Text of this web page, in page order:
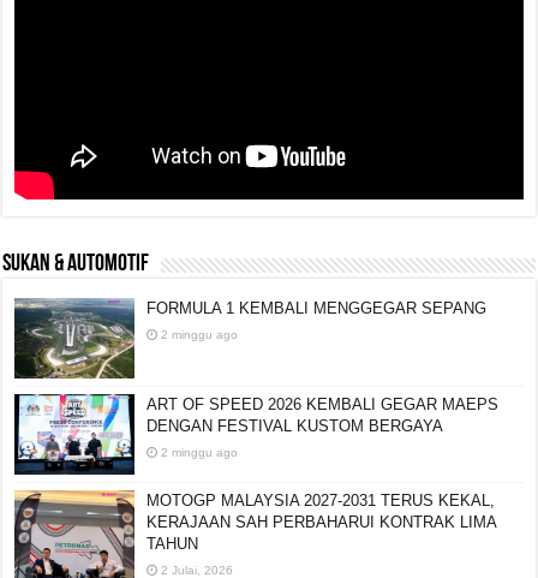
SUKAN & AUTOMOTIF
FORMULA 1 KEMBALI MENGGEGAR SEPANG
2 minggu ago
ART OF SPEED 2026 KEMBALI GEGAR MAEPS
DENGAN FESTIVAL KUSTOM BERGAYA
2 minggu ago
MOTOGP MALAYSIA 2027-2031 TERUS KEKAL,
KERAJAAN SAH PERBAHARUI KONTRAK LIMA
TAHUN
2 Julai, 2026